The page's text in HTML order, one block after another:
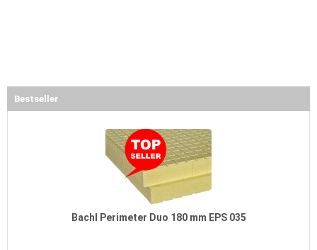
Bestseller
Bachl Perimeter Duo 180 mm EPS 035